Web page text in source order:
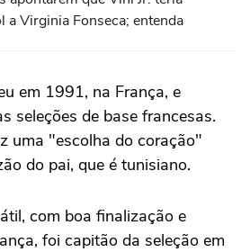
a Virginia Fonseca; entenda
em 1991, na França, e
seleções de base francesas.
uma "escolha do coração"
do pai, que é tunisiano.
com boa finalização e
foi capitão da seleção em